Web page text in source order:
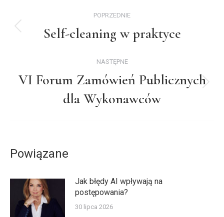
wpisów
POPRZEDNIE
Poprzedni
wpis:
Self-cleaning w praktyce
NASTĘPNE
Następny
wpis:
VI Forum Zamówień Publicznych
dla Wykonawców
Powiązane
Jak błędy AI wpływają na
postępowania?
30 lipca 2026